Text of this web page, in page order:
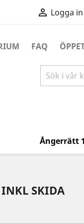
 Logga in
FAQ
Ångerrätt
SKIDA